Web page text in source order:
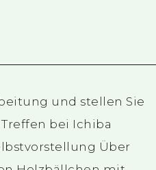
und stellen Sie
bei Ichiba
Über